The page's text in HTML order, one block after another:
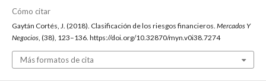
Cómo citar
Gaytán Cortés, J. (2018). Clasificación de los riesgos financieros. Mercados Y
Negocios, (38), 123–136. https://doi.org/10.32870/myn.v0i38.7274
Más formatos de cita